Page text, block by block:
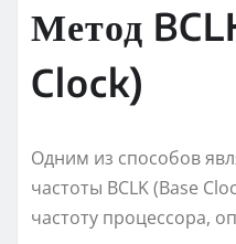
Метод
Clock)
Одним из способов
частоты BCLK (Base
частоту процессора,